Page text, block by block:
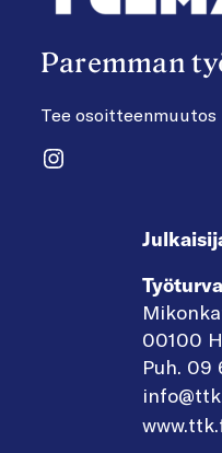
Paremman
Tee osoitteenmuutos
Instagram
00100
Puh. 09